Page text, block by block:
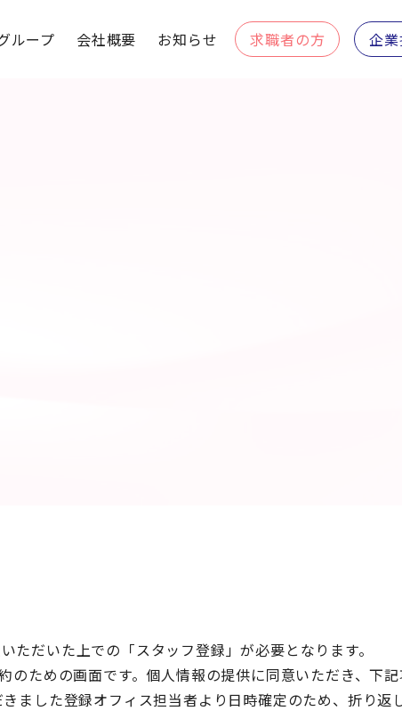
ループ 会社概要 お知らせ 求職者の方 企
ただいた上での「スタッフ登録」が必要となります。
のための画面です。個人情報の提供に同意いただき、下
ました登録オフィス担当者より日時確定のため、折り返